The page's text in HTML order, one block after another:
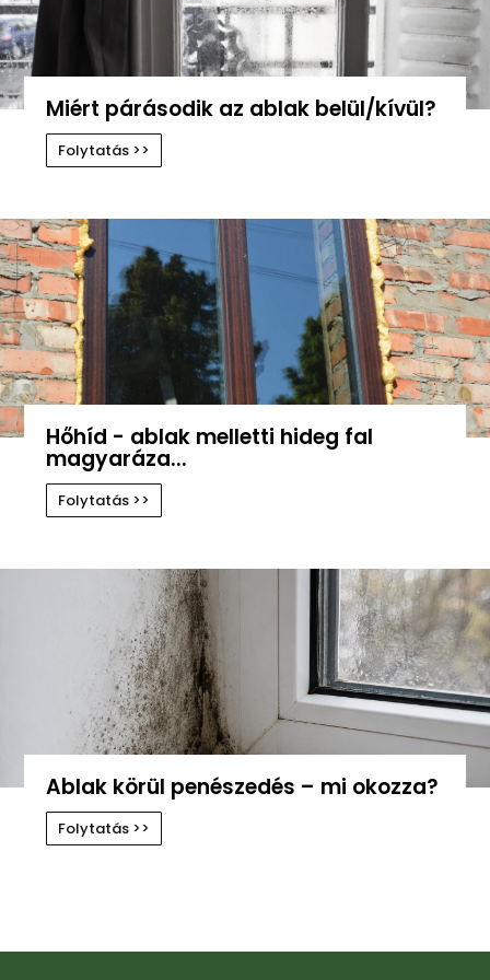
Miért párásodik az ablak belül/kívül?
Folytatás >>
Hőhíd - ablak melletti hideg fal
magyaráza...
Folytatás >>
Ablak körül penészedés – mi okozza?
Folytatás >>